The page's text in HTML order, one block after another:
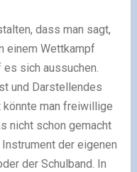
dass man sagt,
einem Wettkampf
sich aussuchen.
und Darstellendes
man freiwillige
nicht schon gemacht
der eigenen
der Schulband. In